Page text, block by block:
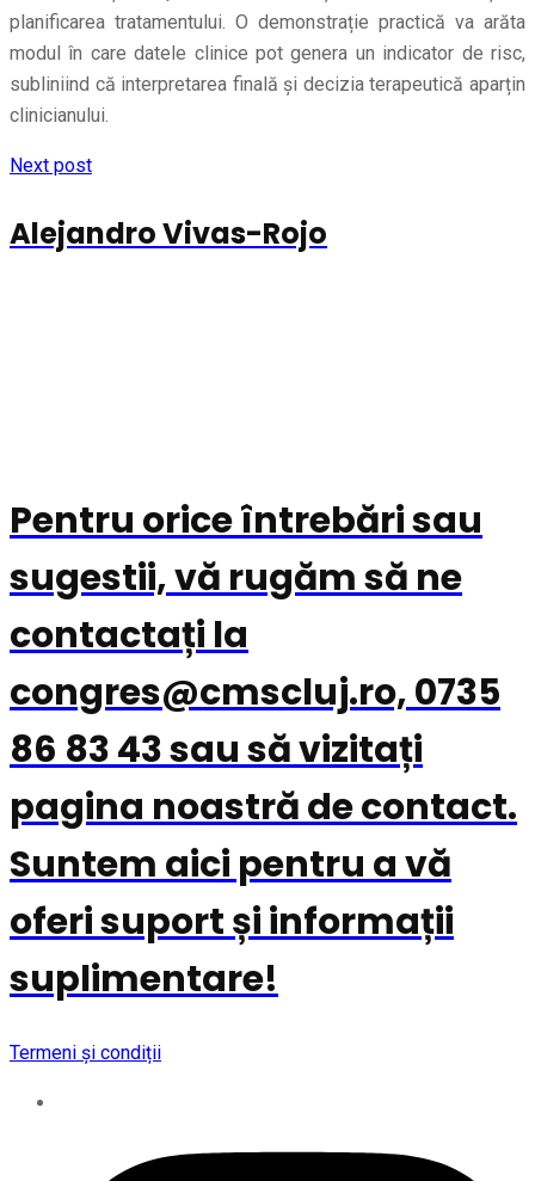
planificarea tratamentului. O demonstrație practică va arăta
modul în care datele clinice pot genera un indicator de risc,
subliniind că interpretarea finală și decizia terapeutică aparțin
clinicianului.
Next post
Alejandro Vivas-Rojo
Pentru orice întrebări sau
sugestii, vă rugăm să ne
contactați la
congres@cmscluj.ro, 0735
86 83 43 sau să vizitați
pagina noastră de contact.
Suntem aici pentru a vă
oferi suport și informații
suplimentare!
Termeni și condiții